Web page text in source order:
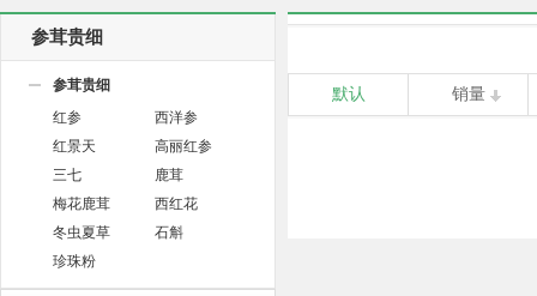
参茸贵细
参茸贵细
红参
西洋参
红景天
高丽红参
三七
鹿茸
梅花鹿茸
西红花
冬虫夏草
石斛
珍珠粉
默认 销量